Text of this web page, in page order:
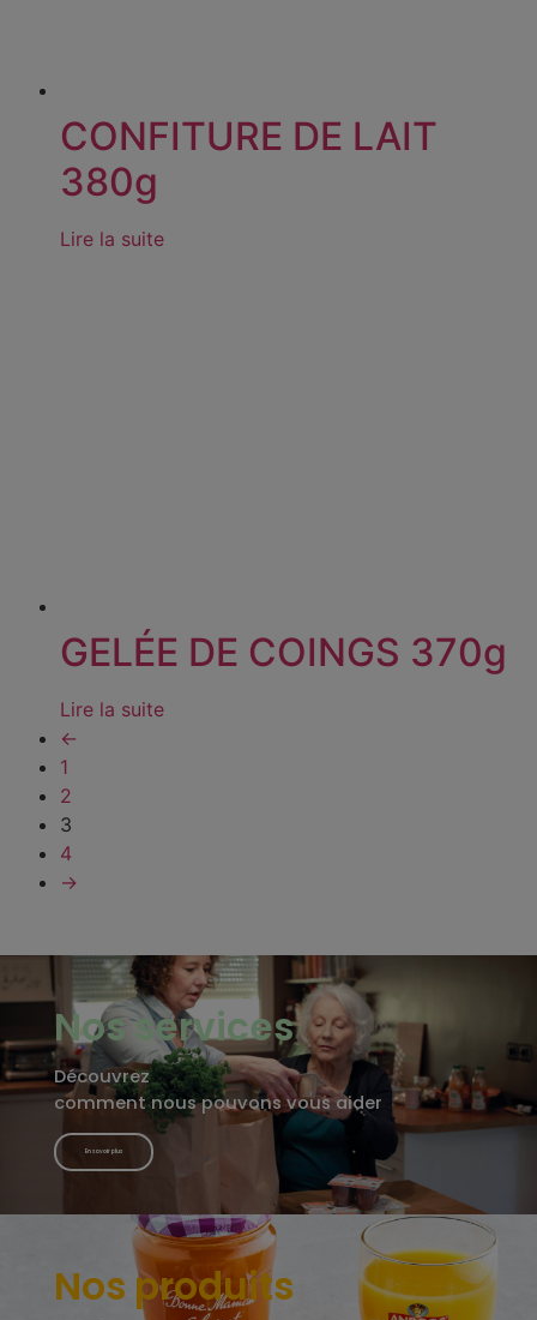
CONFITURE DE LAIT
380g
Lire la suite
GELÉE DE COINGS 370g
Lire la suite
←
1
2
3
4
→
Nos services
Découvrez
comment nous pouvons vous aider
En savoir plus
Nos produits